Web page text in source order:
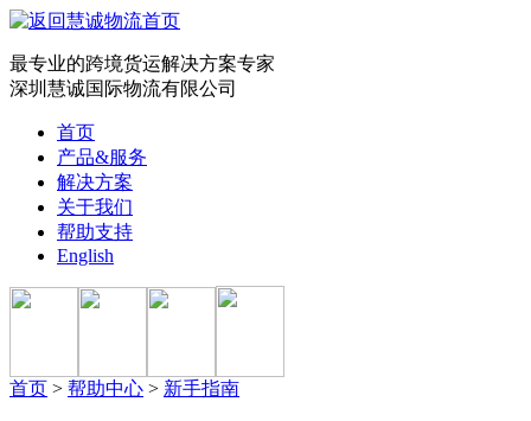
最专业的跨境货运解决方案专家
深圳慧诚国际物流有限公司
首页
产品&服务
解决方案
关于我们
帮助支持
English
首页 > 帮助中心 > 新手指南